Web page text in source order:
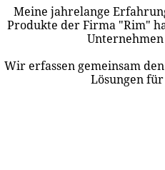
Meine jahrelange
Produkte der Firma "Rim"
Wir erfassen gemeinsam
Lösungen